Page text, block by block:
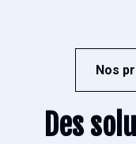
Nos
Des